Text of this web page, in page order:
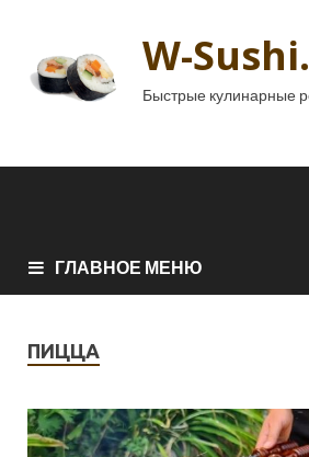
W-Sushi.
Быстрые кулинарные
ГЛАВНОЕ МЕНЮ
ПИЦЦА